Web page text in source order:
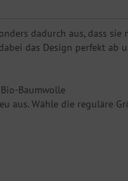
dadurch aus, dass
das Design perfekt ab
Baumwolle
aus. Wähle die reguläre